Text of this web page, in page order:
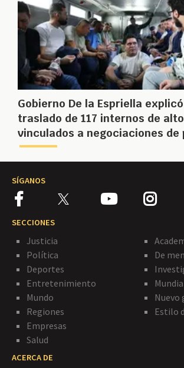
Gobierno De la Espriella explicó
traslado de 117 internos de
vinculados a negociaciones de
SÍGANOS
SECCIONES
Justicia
Política
Deportes
Entretenimiento
Mundo
Regiones
Empresas
Salud
De
Nuevo
Estilo
ACERCA DE